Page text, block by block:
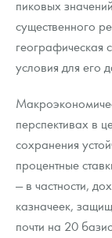
пиковых
существенного
географическая
условия для его
перспективах в
сохранения
процентные
— в частности,
казначеек,
почти на 20